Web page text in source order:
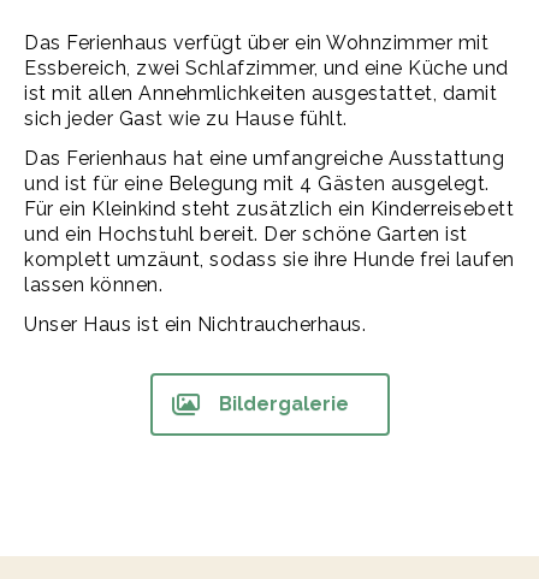
Das Ferienhaus verfügt über ein Wohnzimmer mit
Essbereich, zwei Schlafzimmer, und eine Küche und
ist mit allen Annehmlichkeiten ausgestattet, damit
sich jeder Gast wie zu Hause fühlt.
Das Ferienhaus hat eine umfangreiche Ausstattung
und ist für eine Belegung mit 4 Gästen ausgelegt.
Für ein Kleinkind steht zusätzlich ein Kinderreisebett
und ein Hochstuhl bereit. Der schöne Garten ist
komplett umzäunt, sodass sie ihre Hunde frei laufen
lassen können.
Unser Haus ist ein Nichtraucherhaus.
Bildergalerie